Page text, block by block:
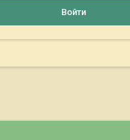
Войти